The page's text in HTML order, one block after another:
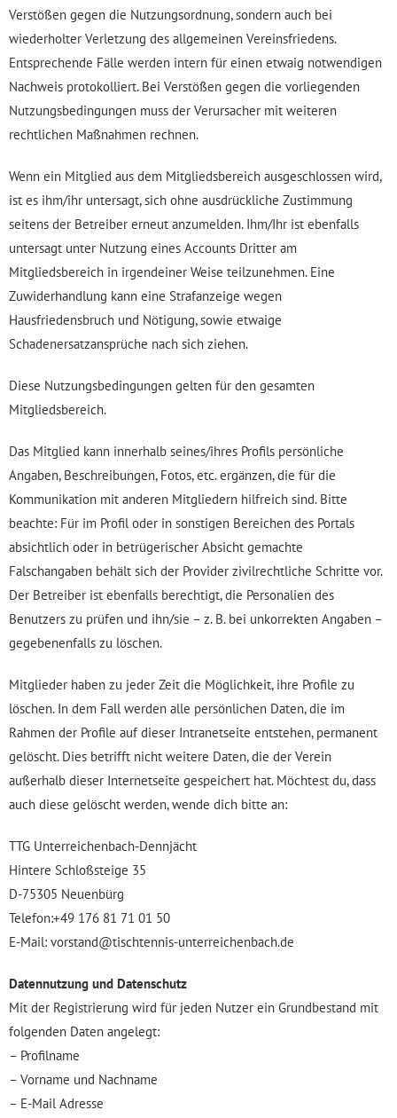
Verstößen gegen die Nutzungsordnung, sondern auch bei
wiederholter Verletzung des allgemeinen Vereinsfriedens.
Entsprechende Fälle werden intern für einen etwaig notwendigen
Nachweis protokolliert. Bei Verstößen gegen die vorliegenden
Nutzungsbedingungen muss der Verursacher mit weiteren
rechtlichen Maßnahmen rechnen.
Wenn ein Mitglied aus dem Mitgliedsbereich ausgeschlossen wird,
ist es ihm/ihr untersagt, sich ohne ausdrückliche Zustimmung
seitens der Betreiber erneut anzumelden. Ihm/Ihr ist ebenfalls
untersagt unter Nutzung eines Accounts Dritter am
Mitgliedsbereich in irgendeiner Weise teilzunehmen. Eine
Zuwiderhandlung kann eine Strafanzeige wegen
Hausfriedensbruch und Nötigung, sowie etwaige
Schadenersatzansprüche nach sich ziehen.
Diese Nutzungsbedingungen gelten für den gesamten
Mitgliedsbereich.
Das Mitglied kann innerhalb seines/ihres Profils persönliche
Angaben, Beschreibungen, Fotos, etc. ergänzen, die für die
Kommunikation mit anderen Mitgliedern hilfreich sind. Bitte
beachte: Für im Profil oder in sonstigen Bereichen des Portals
absichtlich oder in betrügerischer Absicht gemachte
Falschangaben behält sich der Provider zivilrechtliche Schritte vor.
Der Betreiber ist ebenfalls berechtigt, die Personalien des
Benutzers zu prüfen und ihn/sie – z. B. bei unkorrekten Angaben –
gegebenenfalls zu löschen.
Mitglieder haben zu jeder Zeit die Möglichkeit, ihre Profile zu
löschen. In dem Fall werden alle persönlichen Daten, die im
Rahmen der Profile auf dieser Intranetseite entstehen, permanent
gelöscht. Dies betrifft nicht weitere Daten, die der Verein
außerhalb dieser Internetseite gespeichert hat. Möchtest du, dass
auch diese gelöscht werden, wende dich bitte an:
TTG Unterreichenbach-Dennjächt
Hintere Schloßsteige 35
D-75305 Neuenbürg
Telefon:+49 176 81 71 01 50
E-Mail: vorstand@tischtennis-unterreichenbach.de
Datennutzung und Datenschutz
Mit der Registrierung wird für jeden Nutzer ein Grundbestand mit
folgenden Daten angelegt:
– Profilname
– Vorname und Nachname
– E-Mail Adresse